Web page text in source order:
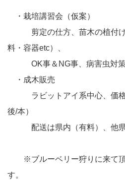
・栽培講習会（仮案）
剪定の仕方、苗木の植付け
料・容器etc）、
OK事＆NG事、病害虫対策
・成木販売
ラビットアイ系中心、価格
後/本）
配送は県内（有料）、他県
※ブルーベリー狩りに来て頂
す。